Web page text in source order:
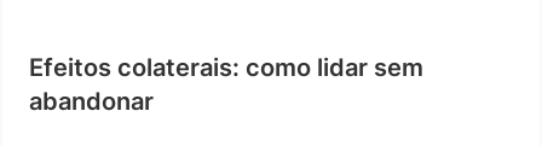
Efeitos colaterais: como lidar sem
abandonar